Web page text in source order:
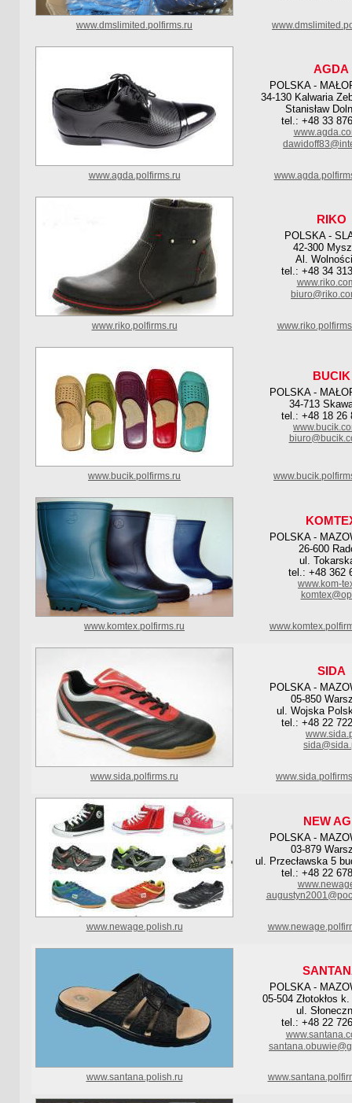
www.dmslimited.polfirms.ru
AGDA
POLSKA -
34-130 Kalwaria
Stanisław
tel.: +48 33
www.agda.polfirms.ru
RIKO
POLSKA -
42-300
Al.
tel.: +48 34
www.riko.polfirms.ru
BUCIK
POLSKA -
34-713
tel.: +48 18 26
www.bucik.polfirms.ru
POLSKA -
26-600
ul.
tel.: +48 362
www.kom-
www.komtex.polfirms.ru
SIDA
POLSKA -
05-850
ul. Wojska
tel.: +48 22
www.sida.polfirms.ru
NEW
POLSKA -
03-879
ul. Przecławska 5
tel.: +48 22
www.newage.polish.ru
POLSKA -
05-504 Złotokłos
ul.
tel.: +48 22
www.santana.polish.ru